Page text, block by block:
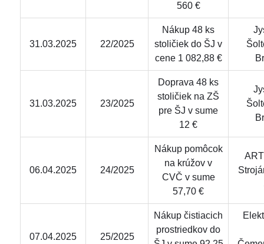
560 €
31.03.2025 22/2025
Nákup 48 ks
stoličiek do ŠJ v
cene 1 082,88 €
31.03.2025 23/2025
Doprava 48 ks
stoličiek na ZŠ
pre ŠJ v sume
12 €
06.04.2025 24/2025
Nákup pomôcok
na krúžov v
CVČ v sume
57,70 €
07.04.2025 25/2025
Nákup čistiacich
prostriedkov do